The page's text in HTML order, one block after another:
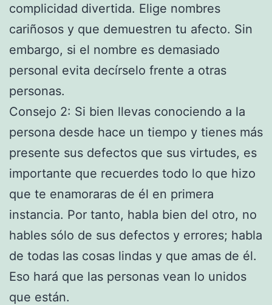
complicidad divertida. Elige nombres
cariñosos y que demuestren tu afecto. Sin
embargo, si el nombre es demasiado
personal evita decírselo frente a otras
personas.
Consejo 2: Si bien llevas conociendo a la
persona desde hace un tiempo y tienes más
presente sus defectos que sus virtudes, es
importante que recuerdes todo lo que hizo
que te enamoraras de él en primera
instancia. Por tanto, habla bien del otro, no
hables sólo de sus defectos y errores; habla
de todas las cosas lindas y que amas de él.
Eso hará que las personas vean lo unidos
que están.